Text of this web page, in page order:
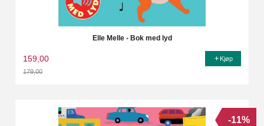
Elle Melle - Bok med lyd
159,00
179,00
Kjøp
-11%